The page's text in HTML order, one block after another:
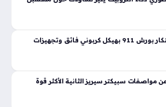
ثيون ديزاين تعيد ابتكار بورش 911 بهيكل كربوني فائق وتجهيزات
سبيكتر سيريز الثانية الأكثر قوة